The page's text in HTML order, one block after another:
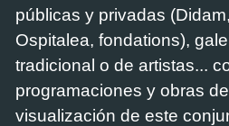
públicas y privadas
Ospitalea, fondations),
tradicional o de artistas...
programaciones y obras
visualización de este